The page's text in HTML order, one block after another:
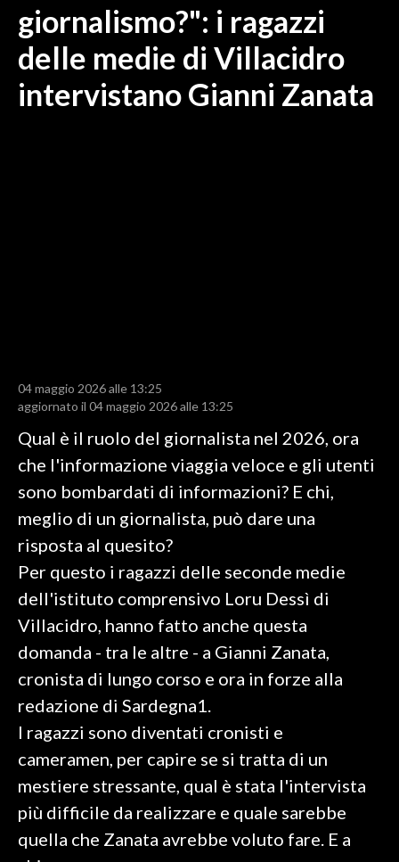
MONDO
POLITICA
ECONOMIA
BASKET
MOTORI
CULTURA
GOSSIP
SALUTE
SARDI NEL MONDO
NOTIZIE
EVENTI
#CARAUNIONE
giornalismo?": i ragazzi
delle medie di Villacidro
intervistano Gianni Zanata
04 maggio 2026 alle 13:25
aggiornato il 04 maggio 2026 alle 13:25
Qual è il ruolo del giornalista nel 2026, ora
che l'informazione viaggia veloce e gli utenti
sono bombardati di informazioni? E chi,
meglio di un giornalista, può dare una
risposta al quesito?
Per questo i ragazzi delle seconde medie
dell'istituto comprensivo Loru Dessì di
Villacidro, hanno fatto anche questa
domanda - tra le altre - a Gianni Zanata,
cronista di lungo corso e ora in forze alla
redazione di Sardegna1.
I ragazzi sono diventati cronisti e
cameramen, per capire se si tratta di un
mestiere stressante, qual è stata l'intervista
più difficile da realizzare e quale sarebbe
quella che Zanata avrebbe voluto fare. E a